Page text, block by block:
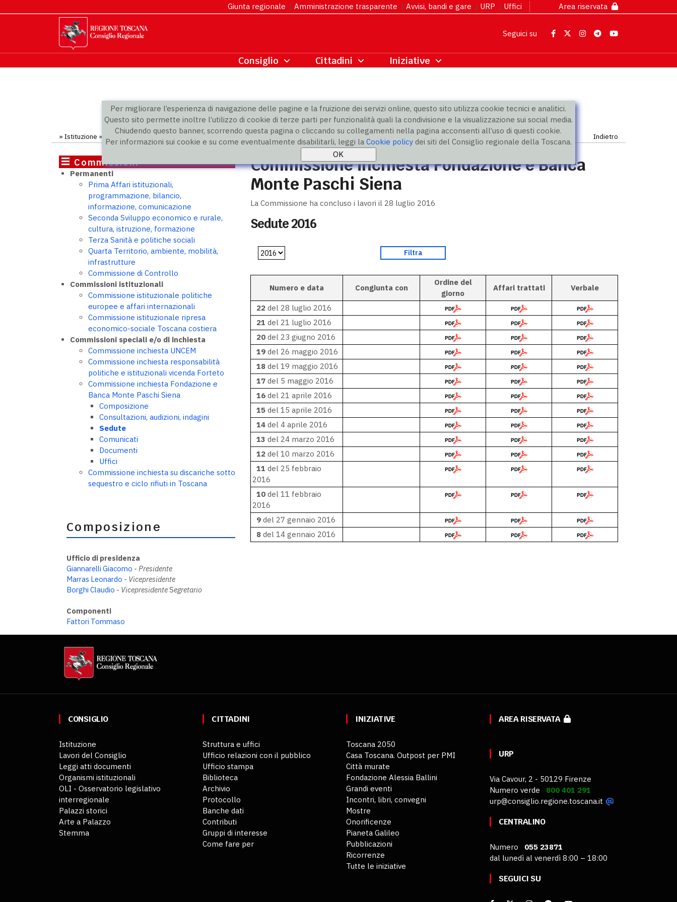
Per migliorare l’esperienza di navigazione delle pagine e la fruizione dei servizi online, questo sito utilizza cookie tecnici e analitici.
Questo sito permette inoltre l’utilizzo di cookie di terze parti per funzionalità quali la condivisione e la visualizzazione sui social media.
Chiudendo questo banner, scorrendo questa pagina o cliccando su collegamenti nella pagina acconsenti all’uso di questi cookie.
Per informazioni sui cookie e su come eventualmente disabilitarli, leggi la Cookie policydei siti del Consiglio regionale della Toscana.
Giunta regionale | Amministrazione trasparente | Avvisi, bandi e gare | URP | Uffici Area riservata
Seguici su
» Istituzione » Commissioni»Commissione inchiesta Fondazione e Banca Monte Paschi Siena» Sedute Indietro
Commissioni
Permanenti
Prima Affari istituzionali,
programmazione, bilancio,
informazione, comunicazione
Seconda Sviluppo economico e rurale,
cultura, istruzione, formazione
Terza Sanità e politiche sociali
Quarta Territorio, ambiente, mobilità,
infrastrutture
Commissione di Controllo
Commissioni istituzionali
Commissione istituzionale politiche
europee e affari internazionali
Commissione istituzionale ripresa
economico-sociale Toscana costiera
Commissioni speciali e/o di inchiesta
Commissione inchiesta UNCEM
Commissione inchiesta responsabilità
politiche e istituzionali vicenda Forteto
Commissione inchiesta Fondazione e
Banca Monte Paschi Siena
Composizione
Consultazioni, audizioni, indagini
Sedute
Comunicati
Documenti
Uffici
Commissione inchiesta su discariche sotto
sequestro e ciclo rifiuti in Toscana
Composizione
Ufficio di presidenza
Giannarelli Giacomo - Presidente
Marras Leonardo - Vicepresidente
Borghi Claudio - VicepresidenteSegretario
Componenti
Fattori Tommaso
Commissione inchiesta Fondazione e Banca
Monte Paschi Siena
La Commissione ha concluso i lavori il 28 luglio 2016
Sedute 2016
Numero e data Congiunta con
Ordine del
giorno
Affari trattati Verbale
22 del 28 luglio 2016
21 del 21 luglio 2016
20 del 23 giugno 2016
19 del 26 maggio 2016
18 del 19 maggio 2016
17 del 5 maggio 2016
16 del 21 aprile 2016
15 del 15 aprile 2016
14 del 4 aprile 2016
13 del 24 marzo 2016
12 del 10 marzo 2016
11 del 25 febbraio
2016
10 del 11 febbraio
2016
9 del 27 gennaio 2016
8 del 14 gennaio 2016
CONSIGLIO
Istituzione
Lavori del Consiglio
Leggi atti documenti
Organismi istituzionali
OLI - Osservatorio legislativo
interregionale
Palazzi storici
Arte a Palazzo
Stemma
CITTADINI
Struttura e uffici
Ufficio relazioni con il pubblico
Ufficio stampa
Biblioteca
Archivio
Protocollo
Banche dati
Contributi
Gruppi di interesse
Come fare per
INIZIATIVE
Toscana 2050
Casa Toscana. Outpost per PMI
Città murate
Fondazione Alessia Ballini
Grandi eventi
Incontri, libri, convegni
Mostre
Onorificenze
Pianeta Galileo
Pubblicazioni
Ricorrenze
Tutte le iniziative
AREA RISERVATA
URP
Via Cavour, 2 - 50129 Firenze
Numero verde 800 401 291
urp@consiglio.regione.toscana.it
CENTRALINO
Numero 055 23871
dal lunedì al venerdì 8:00 – 18:00
SEGUICI SU